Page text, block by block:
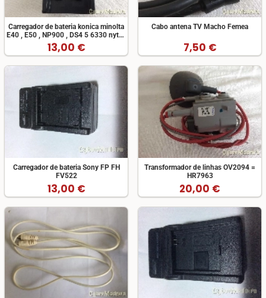
Carregador de bateria konica minolta
E40 , E50 , NP900 , DS4 5 6330 nytec
8210515
13,00 €
Cabo antena TV Macho Femea
7,50 €
Carregador de bateria Sony FP FH
FV522
13,00 €
Transformador de linhas OV2094 =
HR7963
20,00 €